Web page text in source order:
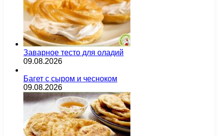
Заварное тесто для оладий
09.08.2026
Багет с сыром и чесноком
09.08.2026